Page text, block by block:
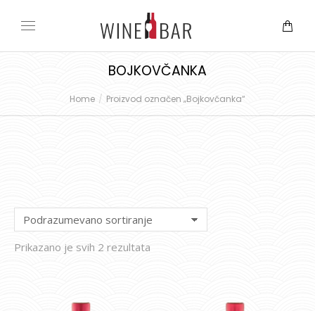
BOJKOVČANKA
You are here:
Home Proizvod označen „Bojkovčanka“
Prikazano je svih 2 rezultata